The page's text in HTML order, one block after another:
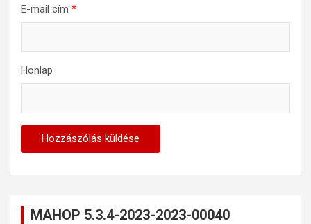
E-mail cím *
Honlap
MAHOP 5.3.4-2023-2023-00040